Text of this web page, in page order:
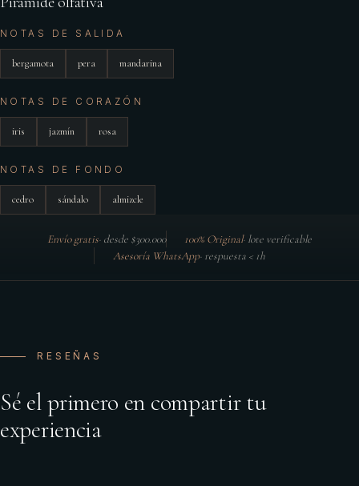
NOTAS DE SALIDA
bergamota pera mandarina
NOTAS DE CORAZÓN
iris jazmín rosa
NOTAS DE FONDO
cedro sándalo almizcle
Envío gratis· desde $300.000 100% Original· lote verificable
Asesoría WhatsApp· respuesta < 1h
RESEÑAS
Sé el primero en compartir tu
experiencia